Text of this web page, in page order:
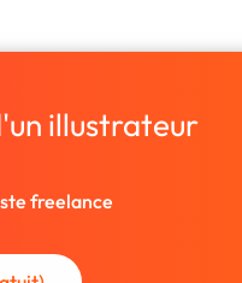
illustrateur
freelance